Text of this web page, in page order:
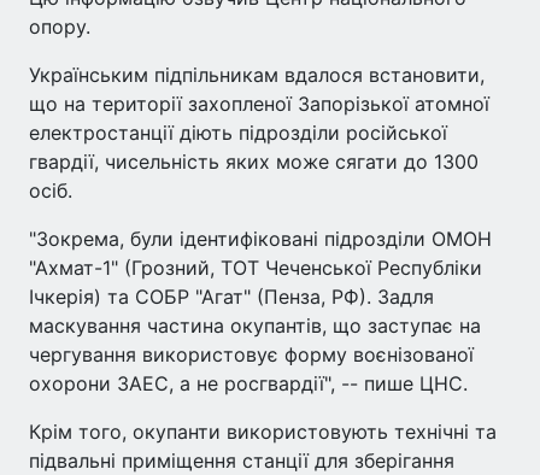
опору.
Українським підпільникам вдалося встановити,
що на території захопленої Запорізької атомної
електростанції діють підрозділи російської
гвардії, чисельність яких може сягати до 1300
осіб.
"Зокрема, були ідентифіковані підрозділи ОМОН
"Ахмат-1" (Грозний, ТОТ Чеченської Республіки
Ічкерія) та СОБР "Агат" (Пенза, РФ). Задля
маскування частина окупантів, що заступає на
чергування використовує форму воєнізованої
охорони ЗАЕС, а не росгвардії", -- пише ЦНС.
Крім того, окупанти використовують технічні та
підвальні приміщення станції для зберігання